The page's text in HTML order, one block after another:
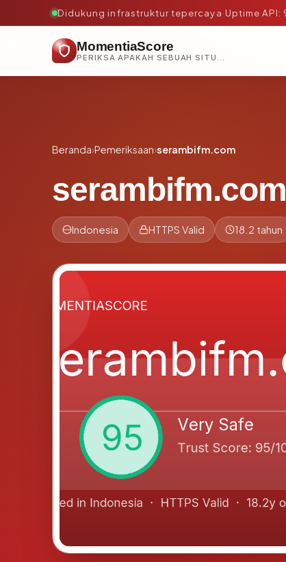
Didukung infrastruktur tepercaya·Uptime API:
MomentiaScore
PERIKSA APAKAH SEBUAH SITUS AMAN, TEPERCAYA, DAN TERVERIFIKASI DALAM HITUNGAN DETIK.
Beranda›Pemeriksaan›serambifm.com
serambifm.com
Indonesia HTTPS Valid 18.2 tahun